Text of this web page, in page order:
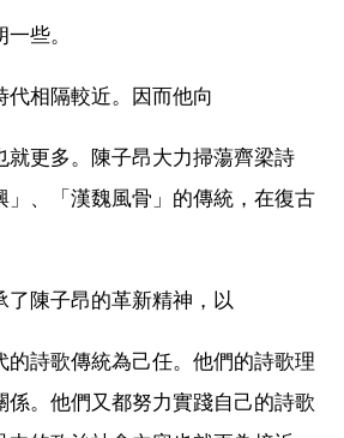
些。
代相隔較近。因而他向
就更多。陳子昂大力掃蕩齊梁詩
」、「漢魏風骨」的傳統，在復古
了陳子昂的革新精神，以
的詩歌傳統為己任。他們的詩歌理
係。他們又都努力實踐自己的詩歌